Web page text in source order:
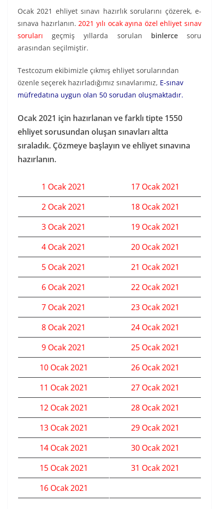
Ocak 2021 ehliyet sınavı hazırlık sorularını çözerek, e-
sınava hazırlanın.2021 yılı ocak ayına özel ehliyet sınav
soruları geçmiş yıllarda sorulan binlercesoru
arasından seçilmiştir.
Testcozum ekibimizle çıkmış ehliyet sorularından
özenle seçerek hazırladığımız sınavlarımız, E-sınav
müfredatına uygun olan 50 sorudan oluşmaktadır.
Ocak 2021 için hazırlanan ve farklı tipte 1550
ehliyet sorusundan oluşan sınavları altta
sıraladık. Çözmeye başlayın ve ehliyet sınavına
hazırlanın.
1 Ocak 2021
17 Ocak 2021
2 Ocak 2021
18 Ocak 2021
3 Ocak 2021
19 Ocak 2021
4 Ocak 2021
20 Ocak 2021
5 Ocak 2021
21 Ocak 2021
6 Ocak 2021
22 Ocak 2021
7 Ocak 2021
23 Ocak 2021
8 Ocak 2021
24 Ocak 2021
9 Ocak 2021
25 Ocak 2021
10 Ocak 2021
26 Ocak 2021
11 Ocak 2021
27 Ocak 2021
12 Ocak 2021
28 Ocak 2021
13 Ocak 2021
29 Ocak 2021
14 Ocak 2021
30 Ocak 2021
15 Ocak 2021
31 Ocak 2021
16 Ocak 2021